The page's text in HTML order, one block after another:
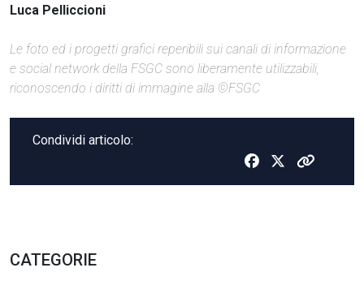
Luca Pelliccioni
Le foto ed i progetti grafici reperibili sui canali di informazione
e social network della FSGC sono liberamente utilizzabili,
riconoscendo i diritti di immagine alla ©FSGC
Condividi articolo:
CATEGORIE